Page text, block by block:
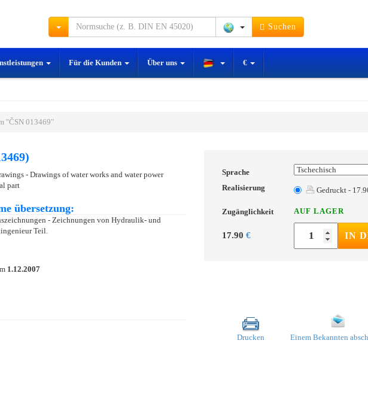
Suchen
Für die Kunden Über uns €
"ČSN 013469"
- Drawings of water works and water power
part
übersetzung:
- Zeichnungen von Hydraulik- und
Teil.
1.12.2007
Sprache
Realisierung
Gedruckt -
Zugänglichkeit AUF LAGER
17.90 € IN
Drucken Einem Bekannten